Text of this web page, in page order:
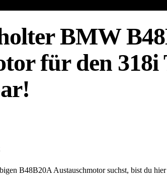
BMW
für den 318i
B48B20A Austauschmotor suchst, bist du